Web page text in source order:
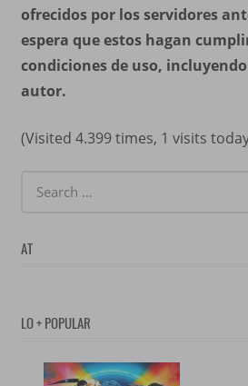
ofrecidos por los servidores
espera que estos hagan
condiciones de uso,
autor.
(Visited 4.399 times, 1 visits
AT
LO + POPULAR